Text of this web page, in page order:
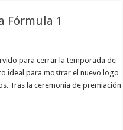
Fórmula 1
para cerrar la temporada de
ideal para mostrar el nuevo logo
Tras la ceremonia de premiación